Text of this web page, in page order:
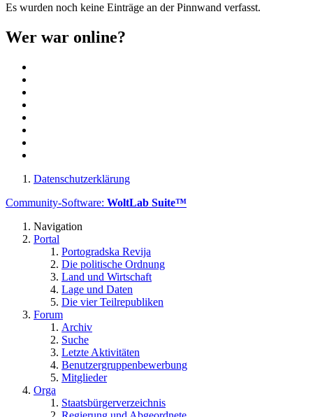
Es wurden noch keine Einträge an der Pinnwand verfasst.
Wer war online?
Datenschutzerklärung
Community-Software: WoltLab Suite™
Navigation
Portal
Portogradska Revija
Die politische Ordnung
Land und Wirtschaft
Lage und Daten
Die vier Teilrepubliken
Forum
Archiv
Suche
Letzte Aktivitäten
Benutzergruppenbewerbung
Mitglieder
Orga
Staatsbürgerverzeichnis